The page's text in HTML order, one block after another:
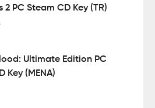
2 PC Steam CD Key (TR)
Ultimate Edition PC
Key (MENA)